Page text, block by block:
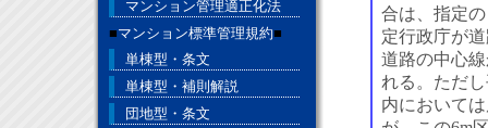
合は、指定
定行政庁が
道路の中心
れる。ただ
内において
マンション管理適正化法
■マンション標準管理規約■
単棟型・条文
単棟型・補則解説
団地型・条文